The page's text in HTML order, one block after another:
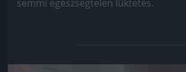
semmi egészségtelen lüktetés.